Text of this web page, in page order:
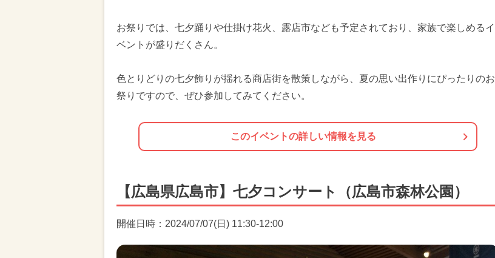
お祭りでは、七夕踊りや仕掛け花火、露店市なども予定されており、家族で楽しめるイ
ベントが盛りだくさん。
色とりどりの七夕飾りが揺れる商店街を散策しながら、夏の思い出作りにぴったりのお
祭りですので、ぜひ参加してみてください。
このイベントの詳しい情報を見る
【広島県広島市】七夕コンサート（広島市森林公園）
開催日時：2024/07/07(日) 11:30-12:00